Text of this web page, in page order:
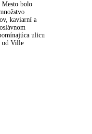
Mesto bolo
kaviarní a
ulicu
od Ville